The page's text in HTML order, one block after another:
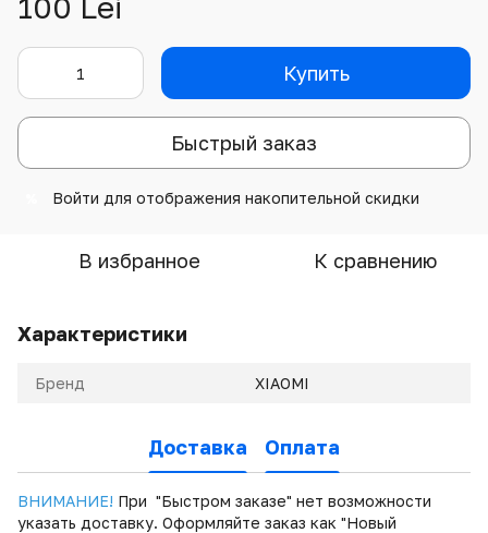
Купить
Быстрый заказ
Войти для отображения накопительной скидки
В избранное К сравнению
Характеристики
Бренд XIAOMI
Доставка Оплата
ВНИМАНИЕ! При "Быстром заказе" нет возможности
указать доставку. Оформляйте заказ как "Новый